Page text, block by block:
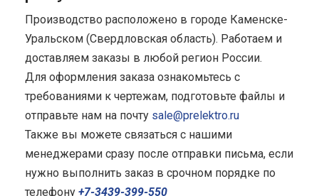
Производство расположено в городе Каменске-
Уральском (Свердловская область). Работаем и
доставляем заказы в любой регион России.
Для оформления заказа ознакомьтесь с
требованиями к чертежам, подготовьте файлы и
отправьте нам на почту sale@prelektro.ru
Также вы можете связаться с нашими
менеджерами сразу после отправки письма, если
нужно выполнить заказ в срочном порядке по
телефону +7-3439-399-550